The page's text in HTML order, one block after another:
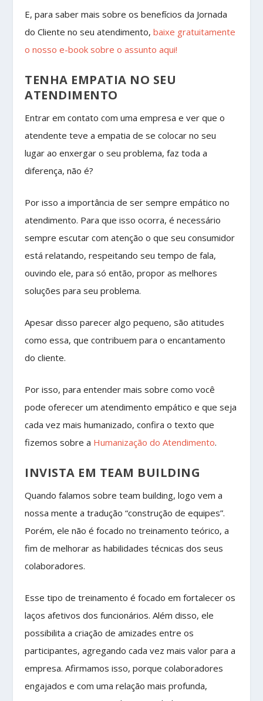
E, para saber mais sobre os benefícios da Jornada
do Cliente no seu atendimento,baixe gratuitamente
o nosso e-book sobre o assunto aqui!
TENHA EMPATIA NO SEU
ATENDIMENTO
Entrar em contato com uma empresa e ver que o
atendente teve a empatia de se colocar no seu
lugar ao enxergar o seu problema, faz toda a
diferença, não é?
Por isso a importância de ser sempre empático no
atendimento. Para que isso ocorra, é necessário
sempre escutar com atenção o que seu consumidor
está relatando, respeitando seu tempo de fala,
ouvindo ele, para só então, propor as melhores
soluções para seu problema.
Apesar disso parecer algo pequeno, são atitudes
como essa, que contribuem para o encantamento
do cliente.
Por isso, para entender mais sobre como você
pode oferecer um atendimento empático e que seja
cada vez mais humanizado, confira o texto que
fizemos sobre a Humanização do Atendimento.
INVISTA EM TEAM BUILDING
Quando falamos sobre team building, logo vem a
nossa mente a tradução “construção de equipes”.
Porém, ele não é focado no treinamento teórico, a
fim de melhorar as habilidades técnicas dos seus
colaboradores.
Esse tipo de treinamento é focado em fortalecer os
laços afetivos dos funcionários. Além disso, ele
possibilita a criação de amizades entre os
participantes, agregando cada vez mais valor para a
empresa. Afirmamos isso, porque colaboradores
engajados e com uma relação mais profunda,